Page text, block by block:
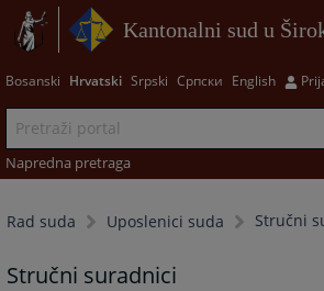
Kantonalni sud u
Bosanski Hrvatski Srpski Српски English
Napredna pretraga
Rad suda Uposlenici suda Stručni
Stručni suradnici